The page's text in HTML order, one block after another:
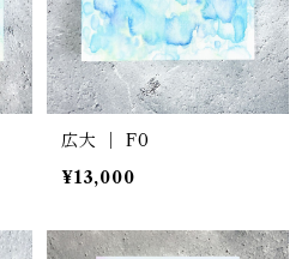
広大 ｜ F0
¥13,000